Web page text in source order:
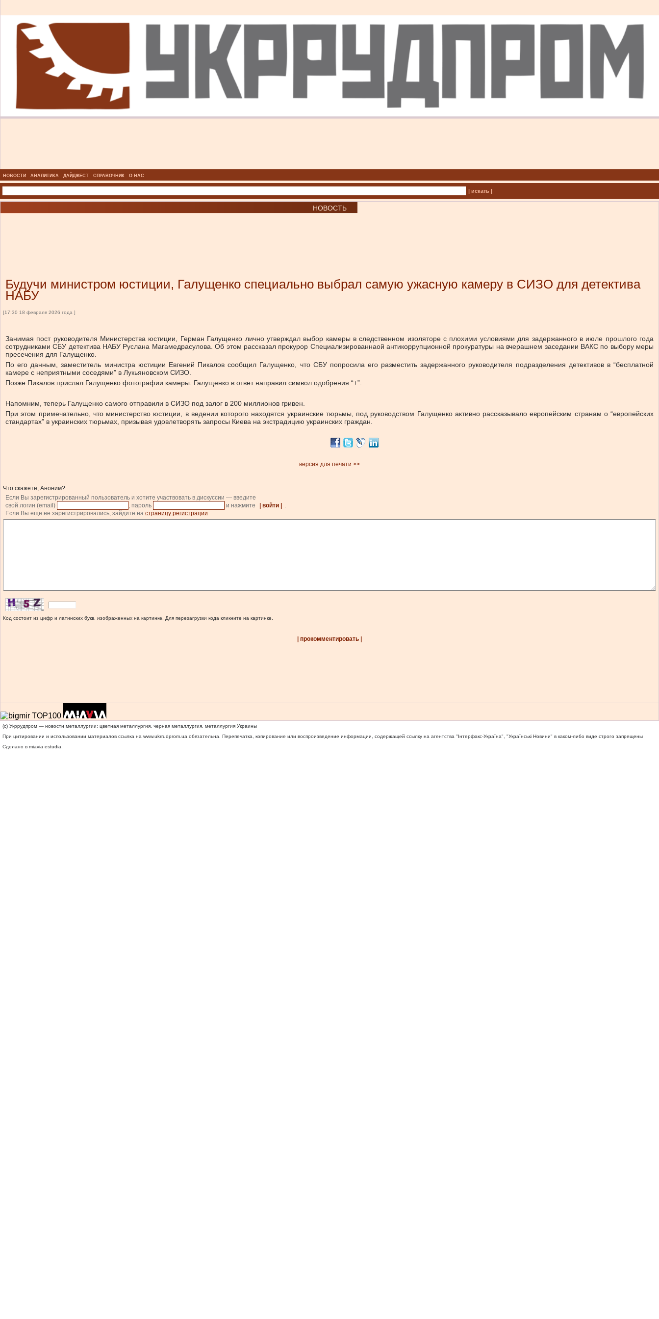
НОВОСТИ АНАЛИТИКА ДАЙДЖЕСТ СПРАВОЧНИК О НАС
| искать |
НОВОСТЬ
Будучи министром юстиции, Галущенко специально выбрал самую ужасную камеру в СИЗО для детектива
НАБУ
[17:30 18 февраля 2026 года ]
Занимая пост руководителя Министерства юстиции, Герман Галущенко лично утверждал выбор камеры в следственном изоляторе с плохими условиями для задержанного в июле прошлого года
сотрудниками СБУ детектива НАБУ Руслана Магамедрасулова. Об этом рассказал прокурор Специализированнаой антикоррупционной прокуратуры на вчерашнем заседании ВАКС по выбору меры
пресечения для Галущенко.
По его данным, заместитель министра юстиции Евгений Пикалов сообщил Галущенко, что СБУ попросила его разместить задержанного руководителя подразделения детективов в “бесплатной
камере с неприятными соседями” в Лукьяновском СИЗО.
Позже Пикалов прислал Галущенко фотографии камеры. Галущенко в ответ направил символ одобрения “+”.
Напомним, теперь Галущенко самого отправили в СИЗО под залог в 200 миллионов гривен.
При этом примечательно, что министерство юстиции, в ведении которого находятся украинские тюрьмы, под руководством Галущенко активно рассказывало европейским странам о “европейских
стандартах” в украинских тюрьмах, призывая удовлетворять запросы Киева на экстрадицию украинских граждан.
версия для печати >>
Что скажете, Аноним?
Если Вы зарегистрированный пользователь и хотите участвовать в дискуссии — введите
свой логин (email)
, пароль и нажмите | войти |
.
Если Вы еще не зарегистрировались, зайдите на страницу регистрации.
Код состоит из цифр и латинских букв, изображенных на картинке. Для перезагрузки кода кликните на картинке.
| прокомментировать |
(c) Укррудпром — новости металлургии: цветная металлургия, черная металлургия, металлургия Украины
При цитировании и использовании материалов ссылка на www.ukrrudprom.ua обязательна. Перепечатка, копирование или воспроизведение информации, содержащей ссылку на агентства "Iнтерфакс-Україна", "Українськi Новини" в каком-либо виде строго запрещены
Сделано в miavia estudia.